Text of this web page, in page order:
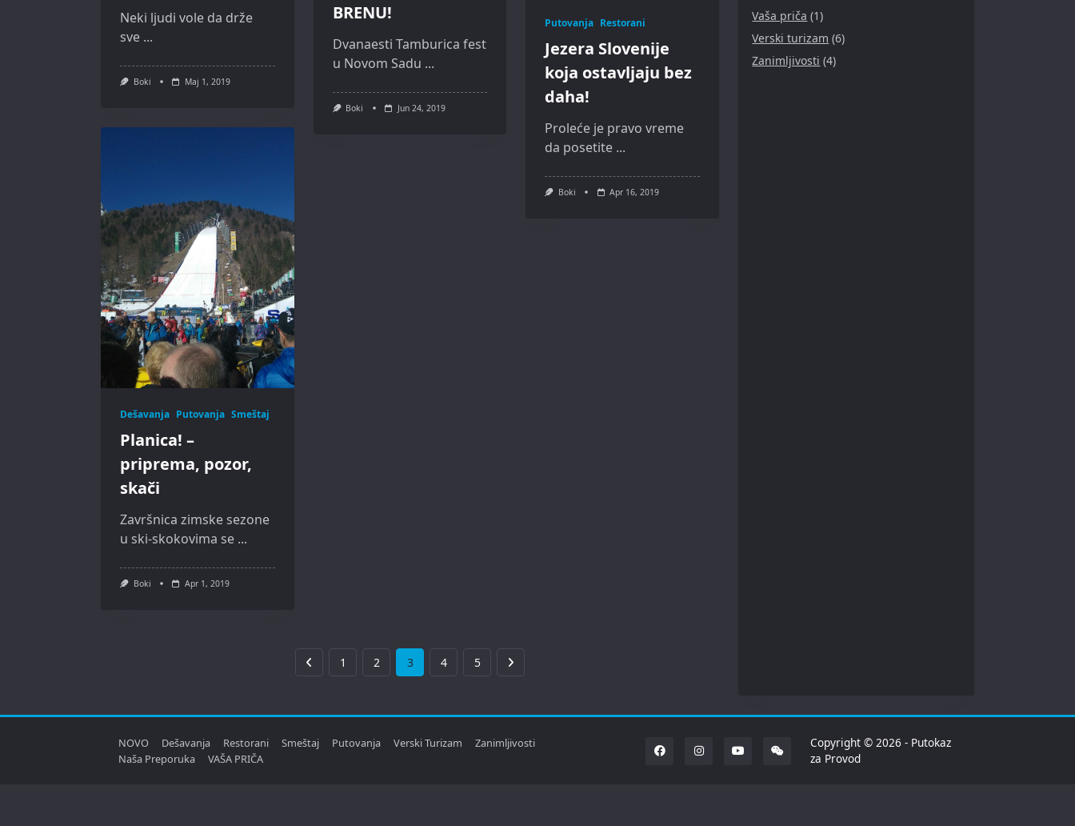
BRENU!
Dvanaesti Tamburica fest
u Novom Sadu ...
Boki Jun 24, 2019
Neki ljudi vole da drže
sve ...
Boki Maj 1, 2019
Putovanja Restorani
Jezera Slovenije
koja ostavljaju bez
daha!
Proleće je pravo vreme
da posetite ...
Boki Apr 16, 2019
Dešavanja Putovanja Smeštaj
Planica! –
priprema, pozor,
skači
Završnica zimske sezone
u ski-skokovima se ...
Boki Apr 1, 2019
1 2 3 4 5
Vaša priča (1)
Verski turizam (6)
Zanimljivosti (4)
NOVO Dešavanja Restorani Smeštaj Putovanja Verski Turizam
Zanimljivosti
Naša Preporuka
VAŠA PRIČA
Copyright © 2026 - Putokaz
za Provod